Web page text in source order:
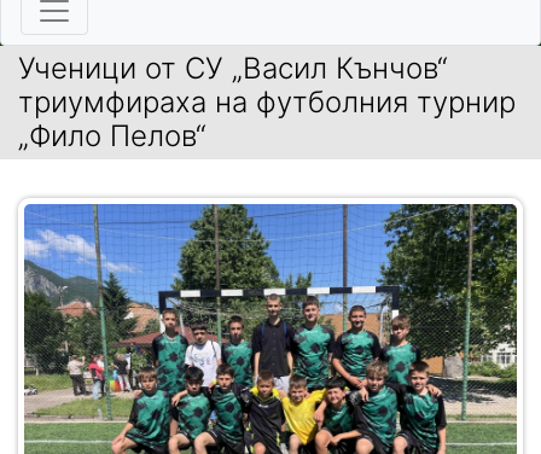
Ученици от СУ „Васил Кънчов“
триумфираха на футболния турнир
„Фило Пелов“